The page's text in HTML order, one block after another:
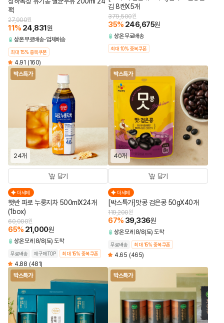
팩
27,900원
11% 24,831원
상온무료배송 업체배송
최대 15% 중복쿠폰
4.91 (160)
김 8캔X5개
379,500원
35% 246,675원
상온무료배송
최대 10% 중복쿠폰
박스특가
24개
담기
더세페
햇반 파로 누룽지차 500mlX24개
(1box)
60,000원
65% 21,000원
상온모레 8/8(토) 도착
무료배송 재구매TOP 최대 15% 중복쿠폰
4.88 (481)
박스특가
40개
담기
더세페
[박스특가]맛콩 검은콩 50gX40개
119,200원
67% 39,336원
상온모레 8/8(토) 도착
무료배송 최대 15% 중복쿠폰
4.65 (465)
박스특가 박스특가